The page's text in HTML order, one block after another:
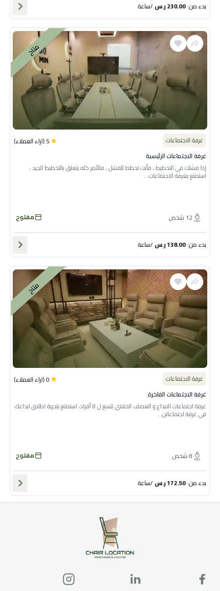
بدء من:
230.00ر.س /ساعة
متاح
غرفة الاجتماعات 5
(اراء العملاء)
غرفة الاجتماعات الرئيسية
إذا فشلت في التخطيط ، فأنت تخطط للفشل ، فالأمر كله يتعلق بالتخطيط الجيد ،
استمتع بغرفة الاجتماعات...
12 شخص مفتوح
بدء من:
138.00ر.س /ساعة
متاح
غرفة الاجتماعات 0
(اراء العملاء)
غرفة الاجتماعات الفاخرة
غرفة اجتماعات الابداع و العصف الذهني تتسع ل 8 أفراد، استمتع بتجربة اطلاق ابداعك
في غرفة اجتماعاتن...
8شخص مفتوح
بدء من:
172.50ر.س /ساعة